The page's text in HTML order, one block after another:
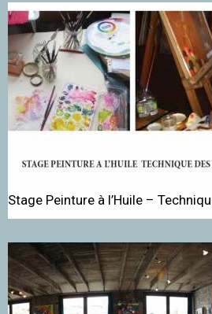
Stage Peinture à l’Huile –